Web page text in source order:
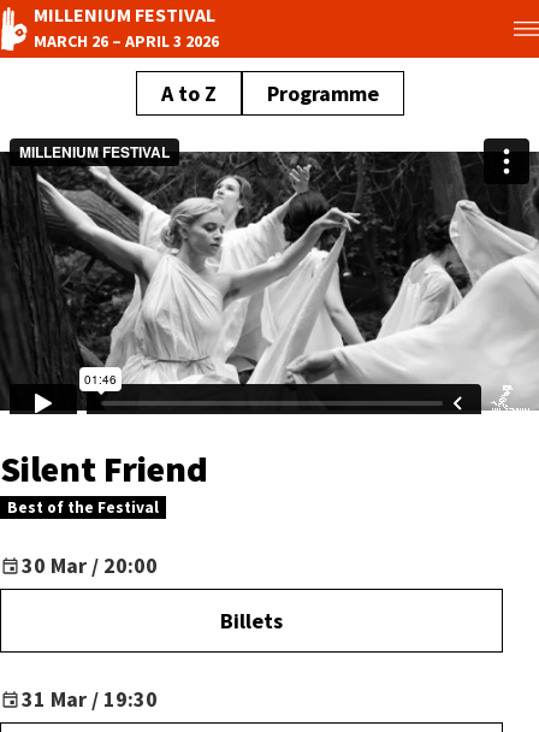
MILLENIUM FESTIVAL
MARCH 26 – APRIL 3 2026
A to Z Programme
Silent Friend
Best of the Festival
30 Mar / 20:00
Billets
31 Mar / 19:30